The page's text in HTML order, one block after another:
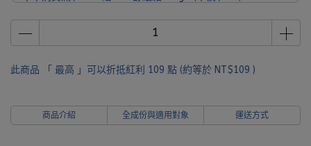
單筆消費滿$6000 贈 MooGoo經典旅行組*1(市價$1090)
此商品 「 最高 」可以折抵紅利 109 點 (約等於 NT$109 )
商品介紹 全成份與適用對象 運送方式